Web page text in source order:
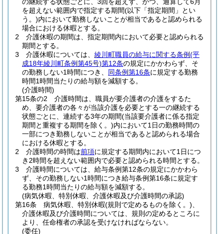
を超えない範囲内で指定する期間(以下「指定期間」とい
う。)内において勤務しないことが相当であると認められる
場合における休暇とする。
2
介護休暇の期間は、指定期間内において必要と認められる
期間とする。
3
介護休暇については、 綾川町職員の給与に関する条例(平
成18年綾川町条例第45号)第12条の規定にかかわらず、そ
の勤務しない1時間につき、 同条例第16条に規定する勤務
時間1時間当たりの給与額を減額する。
(介護時間)
第15条の2
介護時間は、職員が要介護者の介護をするた
め、要介護者の各々が当該介護を必要とする一の継続する
状態ごとに、連続する3年の期間(当該要介護者に係る指定
期間と重複する期間を除く。)内において1日の勤務時間の
一部につき勤務しないことが相当であると認められる場合
における休暇とする。
2
介護時間の時間は前項に規定する期間内において1日につ
き2時間を超えない範囲内で必要と認められる時間とする。
3
介護時間については、給与条例第12条の規定にかかわら
ず、その勤務しない1時間につき給与条例第16条に規定す
る勤務1時間当たりの給与額を減額する。
(病気休暇、特別休暇、介護休暇及び介護時間の承認)
第16条
病気休暇、特別休暇(規則で定めるものを除く。)
介護休暇及び介護時間については、規則の定めるところに
より、任命権者の承認を受けなければならない。
(委任)